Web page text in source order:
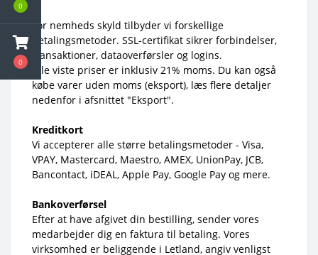
0
0
For nemheds skyld tilbyder vi forskellige
betalingsmetoder. SSL-certifikat sikrer forbindelser,
transaktioner, dataoverførsler og logins.
Alle viste priser er inklusiv 21% moms. Du kan også
købe varer uden moms (eksport), læs flere detaljer
nedenfor i afsnittet "Eksport".
Kreditkort
Vi accepterer alle større betalingsmetoder - Visa,
VPAY, Mastercard, Maestro, AMEX, UnionPay, JCB,
Bancontact, iDEAL, Apple Pay, Google Pay og mere.
Bankoverførsel
Efter at have afgivet din bestilling, sender vores
medarbejder dig en faktura til betaling. Vores
virksomhed er beliggende i Letland, angiv venligst